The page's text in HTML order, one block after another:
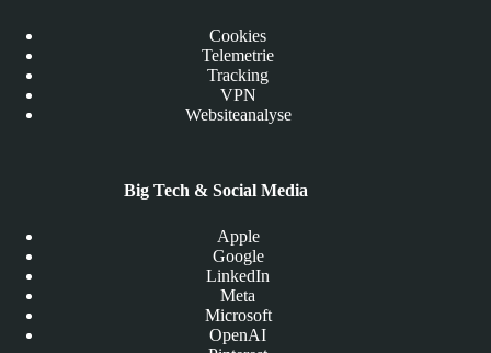
Cookies
Telemetrie
Tracking
VPN
Websiteanalyse
Big Tech & Social Media
Apple
Google
LinkedIn
Meta
Microsoft
OpenAI